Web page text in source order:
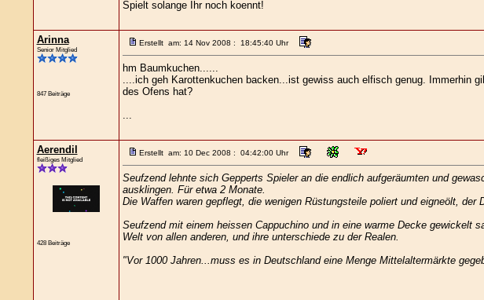
Spielt solange Ihr noch koennt!
Arinna
Senior Mitglied
847 Beiträge
Erstellt am: 14 Nov 2008 : 18:45:40 Uhr
hm Baumkuchen......
....ich geh Karottenkuchen backen...ist gewiss auch elfisch genug. Immerhin
des Ofens hat?
...
Aerendil
fleißiges Mitglied
428 Beiträge
Erstellt am: 10 Dec 2008 : 04:42:00 Uhr
Seufzend lehnte sich Gepperts Spieler an die endlich aufgeräumten und
ausklingen. Für etwa 2 Monate.
Die Waffen waren gepflegt, die wenigen Rüstungsteile poliert und eigneölt,
Seufzend mit einem heissen Cappuchino und in eine warme Decke gewickelt
Welt von allen anderen, und ihre unterschiede zu der Realen.
"Vor 1000 Jahren...muss es in Deutschland eine Menge Mittelaltermärkte